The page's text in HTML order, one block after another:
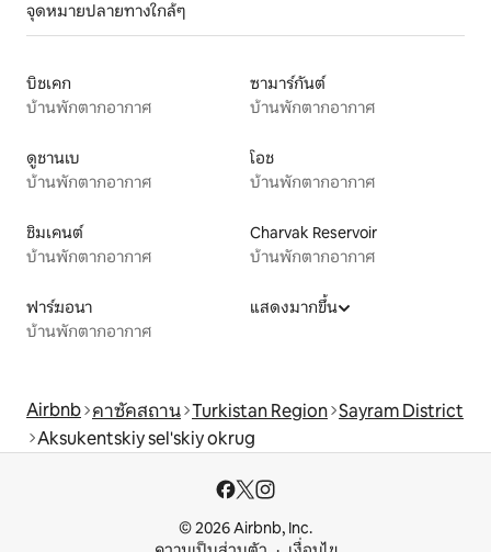
จุดหมายปลายทางใกล้ๆ
บิชเคก
บ้านพักตากอากาศ
ซามาร์กันต์
บ้านพักตากอากาศ
ดูชานเบ
บ้านพักตากอากาศ
โอช
บ้านพักตากอากาศ
ชิมเคนต์
บ้านพักตากอากาศ
Charvak Reservoir
บ้านพักตากอากาศ
ฟาร์ฆอนา
บ้านพักตากอากาศ
แสดงมากขึ้น
Airbnb คาซัคสถาน Turkistan Region Sayram District
Aksukentskiy sel'skiy okrug
© 2026 Airbnb, Inc.